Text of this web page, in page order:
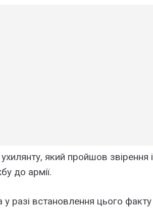
який пройшов звірення і
до армії.
разі встановлення цього факту